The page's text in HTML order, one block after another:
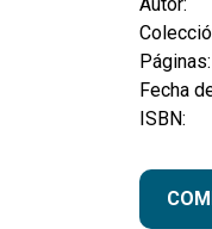
Páginas:
Fecha
ISBN: